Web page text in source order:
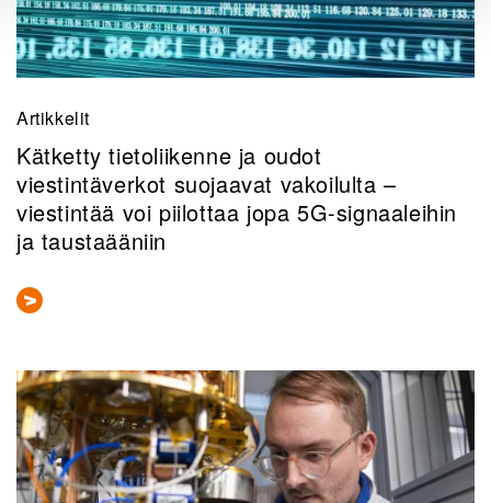
Artikkelit
Kätketty tietoliikenne ja oudot
viestintäverkot suojaavat vakoilulta –
viestintää voi piilottaa jopa 5G-signaaleihin
ja taustaääniin